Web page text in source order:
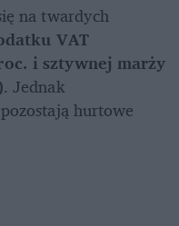
na twardych
VAT
i sztywnej marży
. Jednak
hurtowe